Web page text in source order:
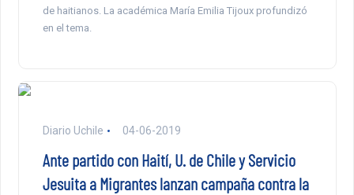
de haitianos. La académica María Emilia Tijoux profundizó
en el tema.
Diario Uchile 04-06-2019
Ante partido con Haití, U. de Chile y Servicio
Jesuita a Migrantes lanzan campaña contra la